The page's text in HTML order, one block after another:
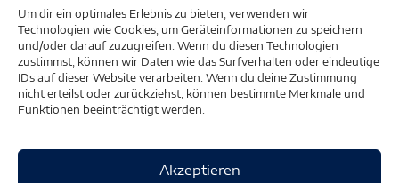
Um dir ein optimales Erlebnis zu bieten, verwenden wir
Technologien wie Cookies, um Geräteinformationen zu speichern
und/oder darauf zuzugreifen. Wenn du diesen Technologien
zustimmst, können wir Daten wie das Surfverhalten oder eindeutige
IDs auf dieser Website verarbeiten. Wenn du deine Zustimmung
nicht erteilst oder zurückziehst, können bestimmte Merkmale und
Funktionen beeinträchtigt werden.
Akzeptieren